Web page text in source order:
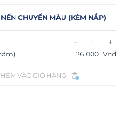
CHUYỂN MÀU (KÈM NẮP)
− +
26.000 Vnđ
VÀO GIỎ HÀNG